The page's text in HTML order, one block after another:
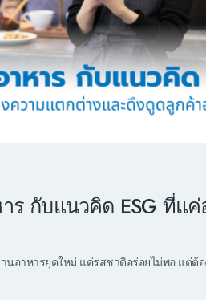
ร กับแนวคิด ESG ที่แค่
นอาหารยุคใหม่ แค่รสชาติอร่อยไม่พอ แต่ต้